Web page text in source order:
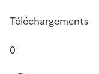
Téléchargements
0